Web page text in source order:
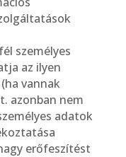
személyes
az ilyen
vannak
azonban nem
adatok
erőfeszítést